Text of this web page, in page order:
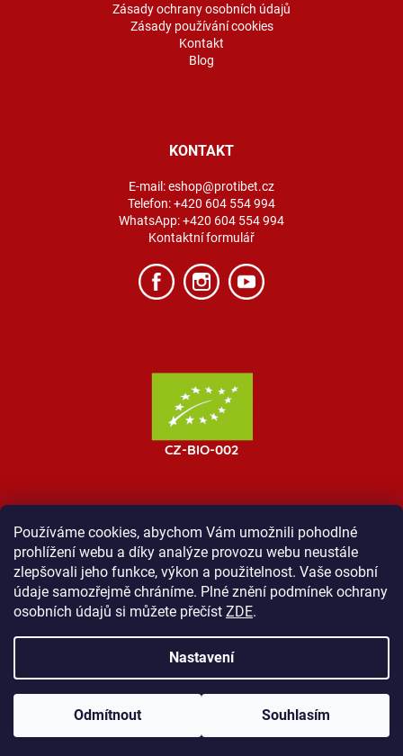
Používáme cookies, abychom Vám umožnili pohodlné
prohlížení webu a díky analýze provozu webu neustále
zlepšovali jeho funkce, výkon a použitelnost. Vaše osobní
údaje samozřejmě chráníme. Plné znění podmínek ochrany
osobních údajů si můžete přečíst ZDE.
Nastavení
Odmítnout Souhlasím
Zásady ochrany osobních údajů
Zásady používání cookies
Kontakt
Blog
KONTAKT
E-mail:eshop@protibet.cz
Telefon:+420 604 554 994
WhatsApp:+420 604 554 994
Kontaktní formulář
MOST ProTibet Vše o nákupu
Obchodní podmínky
Zásady ochrany osobních údajů
Kontakt
Vytvořil Shoptet
Copyright 2026Shop ProTibet . Všechna práva vyhrazena.